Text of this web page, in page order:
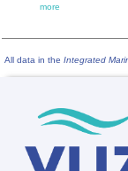
more
All data in the Integrated